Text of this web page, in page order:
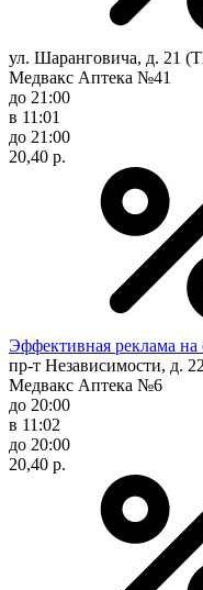
ул. Шаранговича, д. 21
Медвакс Аптека №41
до 21:00
в 11:01
до 21:00
20,40 р.
Эффективная реклама на
пр-т Независимости, д.
Медвакс Аптека №6
до 20:00
в 11:02
до 20:00
20,40 р.